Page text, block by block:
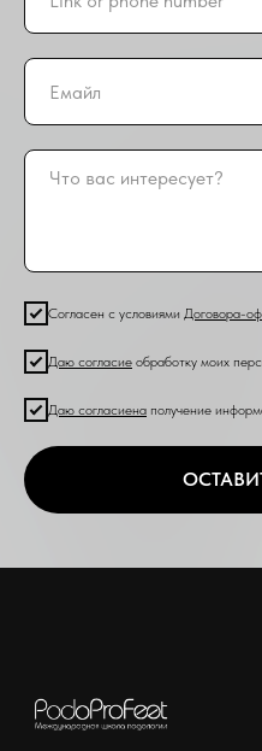
Согласен с условиями Договора-
Даю согласие обработку моих
Даю согласиена получение